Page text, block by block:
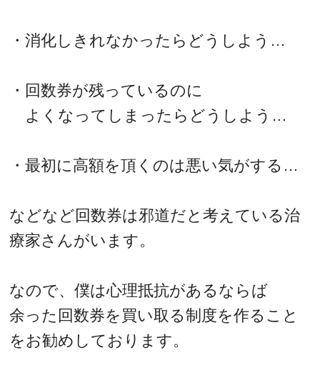
・消化しきれなかったらどうしよう…
・回数券が残っているのに
よくなってしまったらどうしよう…
・最初に高額を頂くのは悪い気がする…
などなど回数券は邪道だと考えている治
療家さんがいます。
なので、僕は心理抵抗があるならば
余った回数券を買い取る制度を作ること
をお勧めしております。